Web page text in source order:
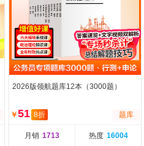
2026版领航题库12本（3000题）
￥51 8折 题库
月销 1713 热度 16004